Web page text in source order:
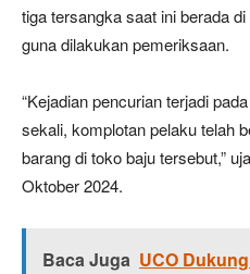
tiga tersangka saat ini berada
guna dilakukan pemeriksaan.
“Kejadian pencurian terjadi
sekali, komplotan pelaku telah
barang di toko baju tersebut,”
Oktober 2024.
Baca Juga UCO